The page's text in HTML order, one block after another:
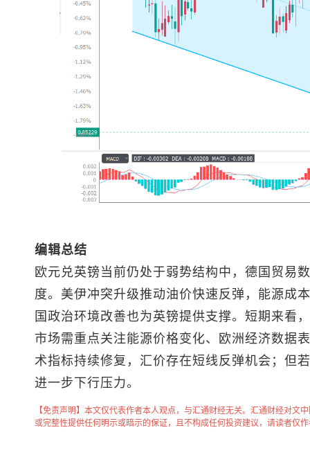
编辑总结
欧元兑英镑当前仍处于弱势结构中，德国贸易
度。美伊冲突升级推动油价快速反弹，能源成
国政治环境改善也为英镑提供支撑。短期来看
市场需重点关注能源价格变化、欧洲经济数据
术指标持续修复，汇价存在短线反弹机会；但
进一步下行压力。
【免责声明】本文仅代表作者本人观点，与汇通财经无关。汇通财经对文
或完整性提供任何明示或暗示的保证，且不构成任何投资建议，请读者仅